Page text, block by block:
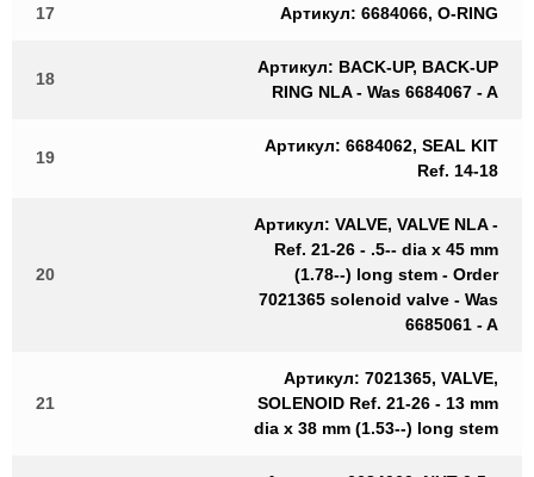
17 Артикул: 6684066, O-RING
18
Артикул: BACK-UP, BACK-UP
RING NLA - Was 6684067 - A
19
Артикул: 6684062, SEAL KIT
Ref. 14-18
20
Артикул: VALVE, VALVE NLA -
Ref. 21-26 - .5-- dia x 45 mm
(1.78--) long stem - Order
7021365 solenoid valve - Was
6685061 - A
21
Артикул: 7021365, VALVE,
SOLENOID Ref. 21-26 - 13 mm
dia x 38 mm (1.53--) long stem